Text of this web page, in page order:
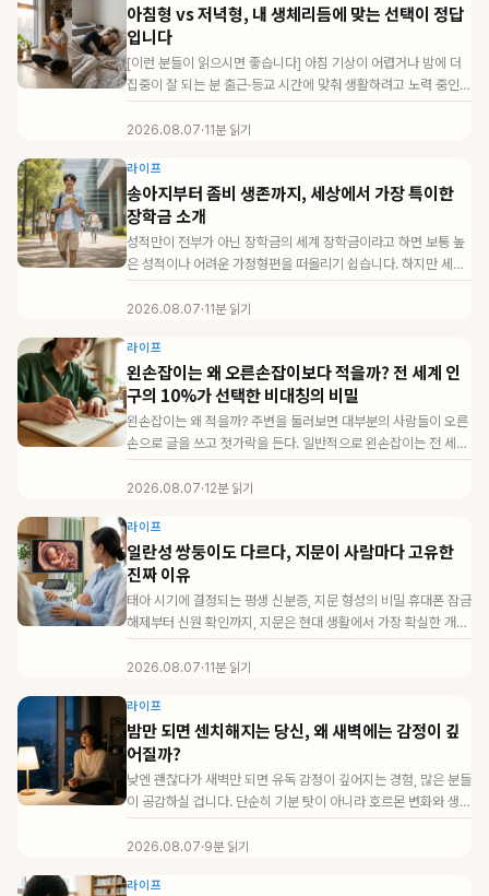
아침형 vs 저녁형, 내 생체리듬에 맞는 선택이 정답
입니다
[이런 분들이 읽으시면 좋습니다] 아침 기상이 어렵거나 밤에 더
집중이 잘 되는 분 출근·등교 시간에 맞춰 생활하려고 노력 중인
분 수면시간이 ...
2026.08.07·11분 읽기
라이프
송아지부터 좀비 생존까지, 세상에서 가장 특이한
장학금 소개
성적만이 전부가 아닌 장학금의 세계 장학금이라고 하면 보통 높
은 성적이나 어려운 가정형편을 떠올리기 쉽습니다. 하지만 세상
에는 전혀 다른 기준으...
2026.08.07·11분 읽기
라이프
왼손잡이는 왜 오른손잡이보다 적을까? 전 세계 인
구의 10%가 선택한 비대칭의 비밀
왼손잡이는 왜 적을까? 주변을 둘러보면 대부분의 사람들이 오른
손으로 글을 쓰고 젓가락을 든다. 일반적으로 왼손잡이는 전 세계
인구의 약 10%에...
2026.08.07·12분 읽기
라이프
일란성 쌍둥이도 다르다, 지문이 사람마다 고유한
진짜 이유
태아 시기에 결정되는 평생 신분증, 지문 형성의 비밀 휴대폰 잠금
해제부터 신원 확인까지, 지문은 현대 생활에서 가장 확실한 개인
식별 수단입니...
2026.08.07·11분 읽기
라이프
밤만 되면 센치해지는 당신, 왜 새벽에는 감정이 깊
어질까?
낮엔 괜찮다가 새벽만 되면 유독 감정이 깊어지는 경험, 많은 분들
이 공감하실 겁니다. 단순히 기분 탓이 아니라 호르몬 변화와 생체
리듬, 환경적 ...
2026.08.07·9분 읽기
라이프